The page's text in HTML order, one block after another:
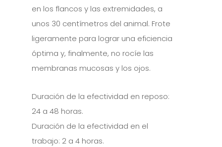
en los flancos y las extremidades, a
unos 30 centímetros del animal. Frote
ligeramente para lograr una eficiencia
óptima y, finalmente, no rocíe las
membranas mucosas y los ojos.
Duración de la efectividad en reposo:
24 a 48 horas.
Duración de la efectividad en el
trabajo: 2 a 4 horas.